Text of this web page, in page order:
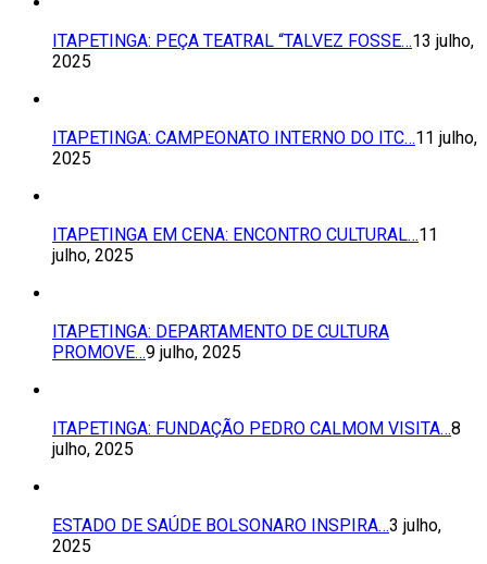
ITAPETINGA: PEÇA TEATRAL “TALVEZ FOSSE…13 julho,
2025
ITAPETINGA: CAMPEONATO INTERNO DO ITC…11 julho,
2025
ITAPETINGA EM CENA: ENCONTRO CULTURAL…11
julho, 2025
ITAPETINGA: DEPARTAMENTO DE CULTURA
PROMOVE…9 julho, 2025
ITAPETINGA: FUNDAÇÃO PEDRO CALMOM VISITA…8
julho, 2025
ESTADO DE SAÚDE BOLSONARO INSPIRA…3 julho,
2025